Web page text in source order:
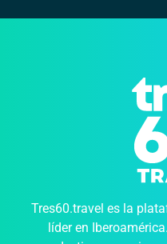
Tres60.travel es la
líder en